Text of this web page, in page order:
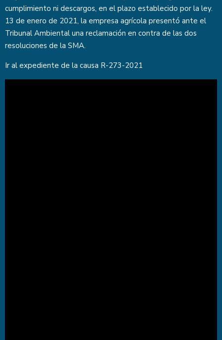
cumplimiento ni descargos, en el plazo establecido por la ley.
13 de enero de 2021, la empresa agrícola presentó ante el
Tribunal Ambiental una reclamación en contra de las dos
resoluciones de la SMA.
Ir al expediente de la causa R-273-2021